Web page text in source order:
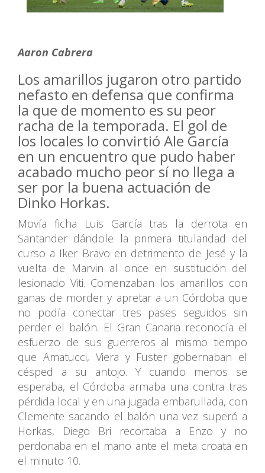
Aaron Cabrera
Los amarillos jugaron otro partido
nefasto en defensa que confirma
la que de momento es su peor
racha de la temporada. El gol de
los locales lo convirtió Ale García
en un encuentro que pudo haber
acabado mucho peor sí no llega a
ser por la buena actuación de
Dinko Horkas.
Movía ficha Luis García tras la derrota en
Santander dándole la primera titularidad del
curso a Iker Bravo en detrimento de Jesé y la
vuelta de Marvin al once en sustitución del
lesionado Viti. Comenzaban los amarillos con
ganas de morder y apretar a un Córdoba que
no podía conectar tres pases seguidos sin
perder el balón. El Gran Canaria reconocía el
esfuerzo de sus guerreros al mismo tiempo
que Amatucci, Viera y Fuster gobernaban el
césped a su antojo. Y cuando menos se
esperaba, el Córdoba armaba una contra tras
pérdida local y en una jugada embarullada, con
Clemente sacando el balón una vez superó a
Horkas, Diego Bri recortaba a Enzo y no
perdonaba en el mano ante el meta croata en
el minuto 10.